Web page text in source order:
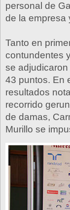
personal de
de la empresa
Tanto en
contundentes
se
43 puntos. En
resultados
recorrido
de damas,
Murillo se